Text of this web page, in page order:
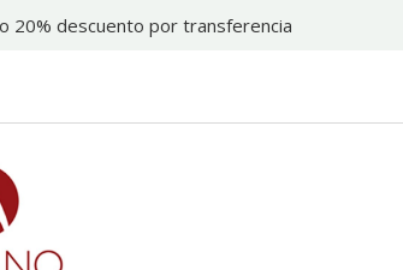
20% descuento por transferencia